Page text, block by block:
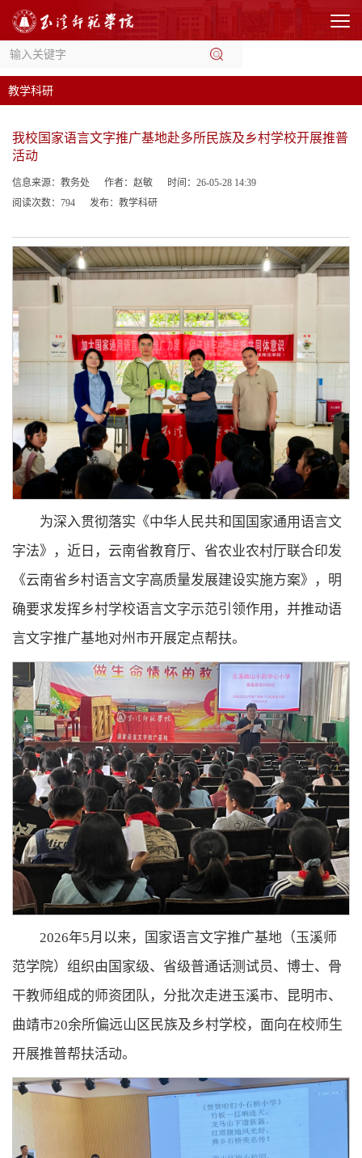
教学科研
我校国家语言文字推广基地赴多所民族及乡村学校开展推普
活动
信息来源：教务处 作者：赵敏
时间：26-05-28 14:39
阅读次数： 794 发布：教学科研
为深入贯彻落实《中华人民共和国国家通用语言文
字法》，近日，云南省教育厅、省农业农村厅联合印发
《云南省乡村语言文字高质量发展建设实施方案》，明
确要求发挥乡村学校语言文字示范引领作用，并推动语
言文字推广基地对州市开展定点帮扶。
2026年5月以来，国家语言文字推广基地（玉溪师
范学院）组织由国家级、省级普通话测试员、博士、骨
干教师组成的师资团队，分批次走进玉溪市、昆明市、
曲靖市20余所偏远山区民族及乡村学校，面向在校师生
开展推普帮扶活动。